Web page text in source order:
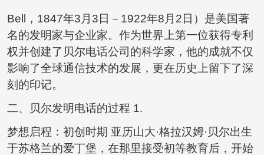
Bell，1847年3月3日－1922年8月2日）是美国著
名的发明家与企业家。作为世界上第一位获得专利
权并创建了贝尔电话公司的科学家，他的成就不仅
影响了全球通信技术的发展，更在历史上留下了深
刻的印记。
二、贝尔发明电话的过程 1.
梦想启程：初创时期 亚历山大·格拉汉姆·贝尔出生
于苏格兰的爱丁堡，在那里接受初等教育后，开始